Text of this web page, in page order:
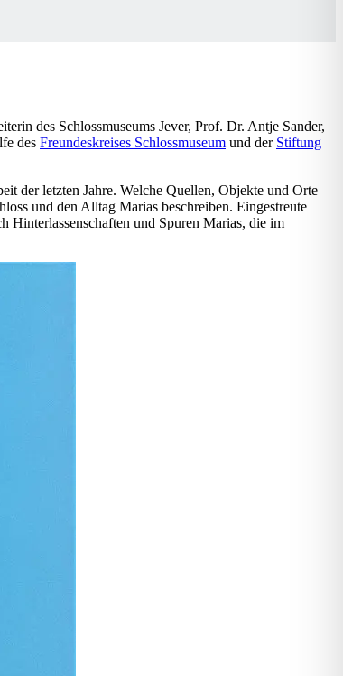
des Schlossmuseums Jever, Prof. Dr. Antje Sander,
des Freundeskreises Schlossmuseum und der Stiftung
der letzten Jahre. Welche Quellen, Objekte und Orte
und den Alltag Marias beschreiben. Eingestreute
Hinterlassenschaften und Spuren Marias, die im